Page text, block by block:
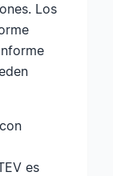
Los
es